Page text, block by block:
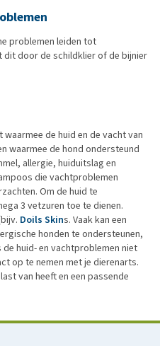
problemen leiden tot
dit door de schildklier of de bijnier
de huid en de vacht van
waarmee de hond ondersteund
allergie, huiduitslag en
die vachtproblemen
Om de huid te
3 vetzuren toe te dienen.
Doils Skins. Vaak kan een
honden te ondersteunen,
de huid- en vachtproblemen niet
op te nemen met je dierenarts.
van heeft en een passende